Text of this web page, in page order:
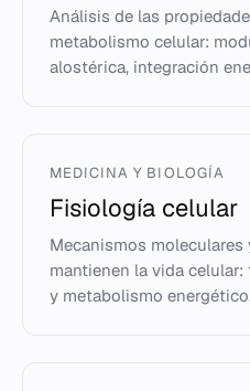
Análisis de las
metabolismo celular:
alostérica, integración
MEDICINA Y BIOLOGÍA
Fisiología celular
Mecanismos
mantienen la vida
y metabolismo